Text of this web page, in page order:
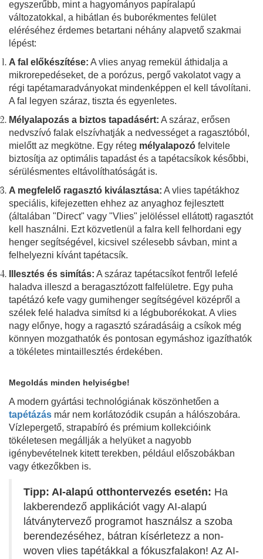
egyszerűbb, mint a hagyományos papíralapú
változatokkal, a hibátlan és buborékmentes felület
eléréséhez érdemes betartani néhány alapvető szakmai
lépést:
A fal előkészítése: A vlies anyag remekül áthidalja a
mikrorepedéseket, de a porózus, pergő vakolatot vagy a
régi tapétamaradványokat mindenképpen el kell távolítani.
A fal legyen száraz, tiszta és egyenletes.
Mélyalapozás a biztos tapadásért: A száraz, erősen
nedvszívó falak elszívhatják a nedvességet a ragasztóból,
mielőtt az megkötne. Egy réteg mélyalapozó felvitele
biztosítja az optimális tapadást és a tapétacsíkok későbbi,
sérülésmentes eltávolíthatóságát is.
A megfelelő ragasztó kiválasztása: A vlies tapétákhoz
speciális, kifejezetten ehhez az anyaghoz fejlesztett
(általában "Direct" vagy "Vlies" jelöléssel ellátott) ragasztót
kell használni. Ezt közvetlenül a falra kell felhordani egy
henger segítségével, kicsivel szélesebb sávban, mint a
felhelyezni kívánt tapétacsík.
Illesztés és simítás: A száraz tapétacsíkot fentről lefelé
haladva illeszd a beragasztózott falfelületre. Egy puha
tapétázó kefe vagy gumihenger segítségével középről a
szélek felé haladva simítsd ki a légbuborékokat. A vlies
nagy előnye, hogy a ragasztó száradásáig a csíkok még
könnyen mozgathatók és pontosan egymáshoz igazíthatók
a tökéletes mintaillesztés érdekében.
Megoldás minden helyiségbe!
A modern gyártási technológiának köszönhetően a
tapétázás már nem korlátozódik csupán a hálószobára.
Vízlepergető, strapabíró és prémium kollekcióink
tökéletesen megállják a helyüket a nagyobb
igénybevételnek kitett terekben, például előszobákban
vagy étkezőkben is.
Tipp: AI-alapú otthontervezés esetén: Ha
lakberendező applikációt vagy AI-alapú
látványtervező programot használsz a szoba
berendezéséhez, bátran kísérletezz a non-
woven vlies tapétákkal a fókuszfalakon! Az AI-